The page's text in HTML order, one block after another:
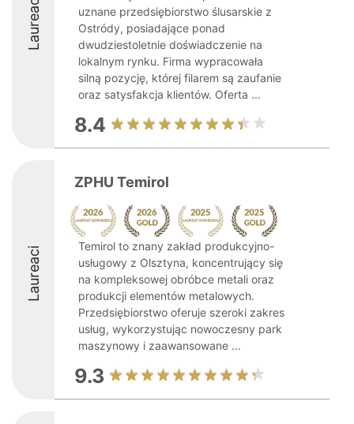
Laureaci
uznane przedsiębiorstwo ślusarskie z
Ostródy, posiadające ponad
dwudziestoletnie doświadczenie na
lokalnym rynku. Firma wypracowała
silną pozycję, której filarem są zaufanie
oraz satysfakcja klientów. Oferta ...
8.4
Laureaci
ZPHU Temirol
Temirol to znany zakład produkcyjno-
usługowy z Olsztyna, koncentrujący się
na kompleksowej obróbce metali oraz
produkcji elementów metalowych.
Przedsiębiorstwo oferuje szeroki zakres
usług, wykorzystując nowoczesny park
maszynowy i zaawansowane ...
9.3